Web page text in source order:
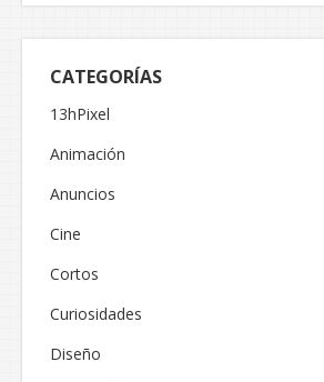
CATEGORÍAS
13hPixel
Animación
Anuncios
Cine
Cortos
Curiosidades
Diseño